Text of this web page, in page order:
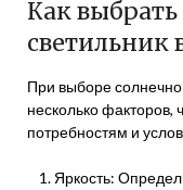
Как
светильник
При выборе
несколько факторов,
потребностям и
Яркость: